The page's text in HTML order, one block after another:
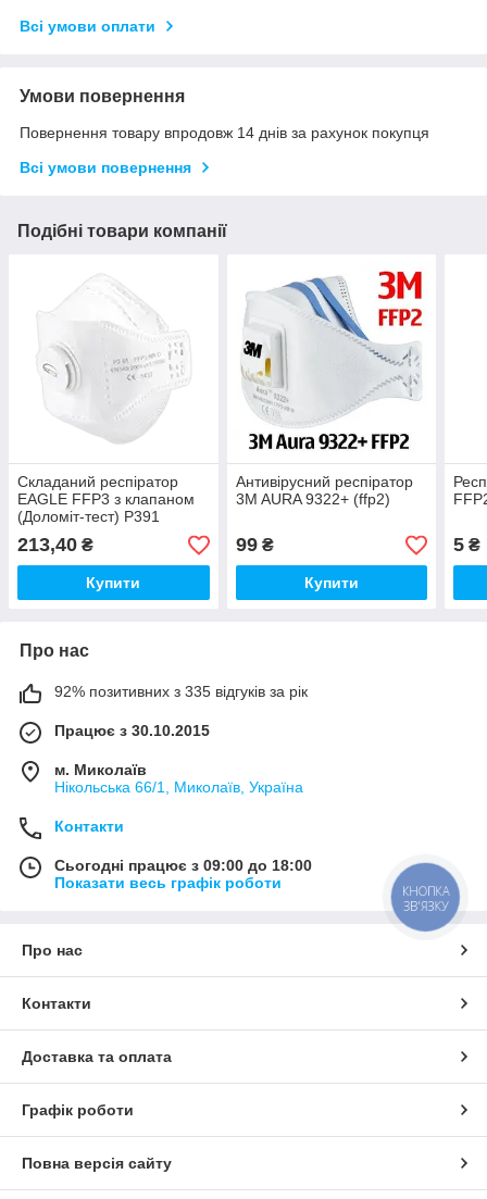
Всі умови оплати
Умови повернення
Повернення товару впродовж 14 днів за рахунок покупця
Всі умови повернення
Подібні товари компанії
Складаний респіратор
EAGLE FFP3 з клапаном
(Доломіт-тест) P391
213,40 ₴
Купити
Антивірусний респіратор
3M AURA 9322+ (ffp2)
99₴
Купити
5 ₴
Про нас
92% позитивних з 335 відгуків за рік
Працює з 30.10.2015
м. Миколаїв
Нікольська 66/1, Миколаїв, Україна
Контакти
Сьогодні працює з 09:00 до 18:00
Показати весь графік роботи
Про нас
Контакти
Доставка та оплата
Графік роботи
Повна версія сайту
КНОПКА
ЗВ'ЯЗКУ